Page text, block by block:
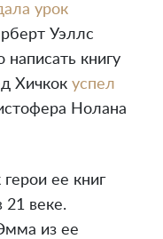
урок
Уэллс
написать книгу
Хичкок успел
Нолана
ее книг
21 веке.
из ее